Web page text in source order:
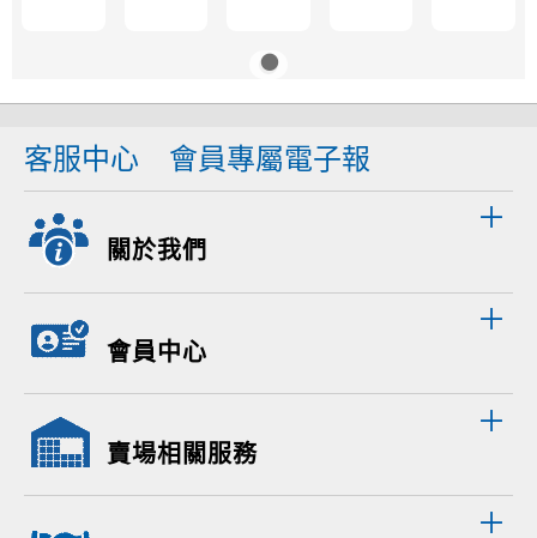
客服中心 會員專屬電子報
關於我們
會員中心
賣場相關服務